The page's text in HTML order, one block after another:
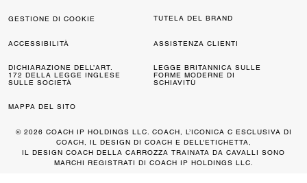
GESTIONE DI COOKIE TUTELA DEL BRAND
ACCESSIBILITÀ ASSISTENZA CLIENTI
DICHIARAZIONE DELL’ART.
172 DELLA LEGGE INGLESE
SULLE SOCIETÀ
LEGGE BRITANNICA SULLE
FORME MODERNE DI
SCHIAVITÙ
MAPPA DEL SITO
© 2026 COACH IP HOLDINGS LLC. COACH, L’ICONICA C ESCLUSIVA DI
COACH, IL DESIGN DI COACH E DELL’ETICHETTA,
IL DESIGN COACH DELLA CARROZZA TRAINATA DA CAVALLI SONO
MARCHI REGISTRATI DI COACH IP HOLDINGS LLC.